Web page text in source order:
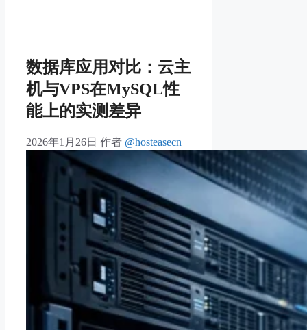
数据库应用对比：云主
机与VPS在MySQL性
能上的实测差异
2026年1月26日 作者 @hosteasecn